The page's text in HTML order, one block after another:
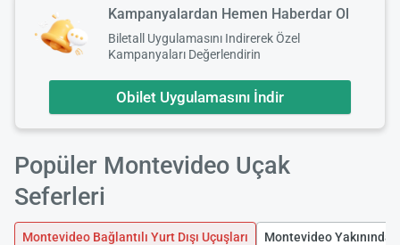
Kampanyalardan Hemen Haberdar Ol
Biletall Uygulamasını Indirerek Özel
Kampanyaları Değerlendirin
Obilet Uygulamasını İndir
Popüler Montevideo Uçak
Seferleri
Montevideo Bağlantılı Yurt Dışı Uçuşları Montevideo